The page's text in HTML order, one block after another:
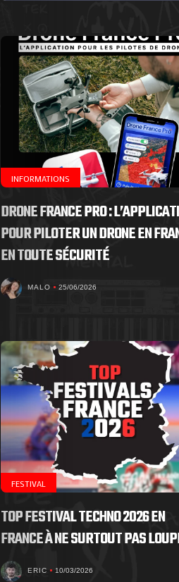
de
Nous
Contactez-
nous
!
Search
INFORMATIONS
DRONE FRANCE PRO :
POUR PILOTER UN DRONE EN
EN TOUTE SÉCURITÉ
MALO 25/06/2026
FESTIVAL
TOP FESTIVAL TECHNO 2026 EN
FRANCE À NE SURTOUT PAS
ERIC 10/03/2026